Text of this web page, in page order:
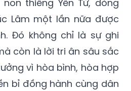
thiêng Yên Tử, dòng
Lâm một lần nữa được
Đó không chỉ là sự ghi
còn là lời tri ân sâu sắc
vì hòa bình, hòa hợp
bỉ đồng hành cùng dân